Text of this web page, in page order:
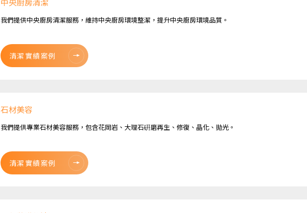
我們提供中央廚房清潔服務，維持中央廚房環境整潔，提升中央廚房環境品質。
清潔實績案例
石材美容
我們提供專業石材美容服務，包含花岡岩、大理石硏磨再生、修復、晶化、拋光。
清潔實績案例